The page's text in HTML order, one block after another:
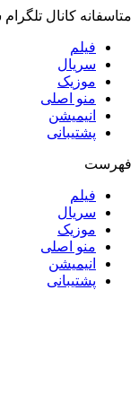
متاسفانه کانال
فیلم
سریال
موزیک
منو اصلی
انیمیشن
پشتیبانی
فهرست
فیلم
سریال
موزیک
منو اصلی
انیمیشن
پشتیبانی